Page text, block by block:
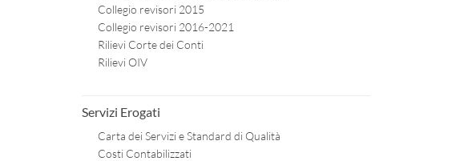
Collegio revisori 2015
Collegio revisori 2016-2021
Rilievi Corte dei Conti
Rilievi OIV
Servizi Erogati
Carta dei Servizi e Standard di Qualità
Costi Contabilizzati